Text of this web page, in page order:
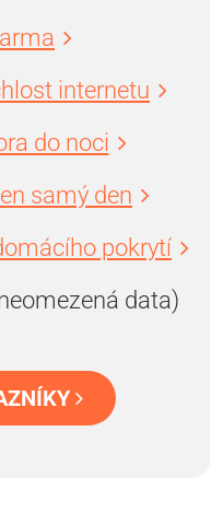
internetu
do noci
samý den
pokrytí
data)